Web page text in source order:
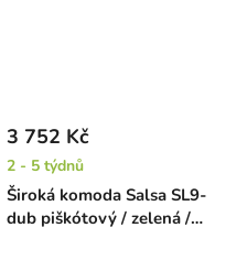
Široká komoda Salsa SL9-
dub piškótový / zelená /
3 752 Kč
2 - 5 týdnů